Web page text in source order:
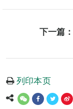
下一篇：
列印本页